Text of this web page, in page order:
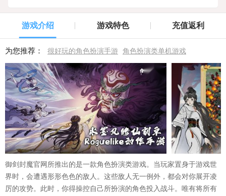
游戏介绍 游戏特色 充值返利
为您推荐： 很好玩的角色扮演手游 角色扮演类单机游戏
御剑封魔官网所推出的是一款角色扮演类游戏。当玩家置身于游戏世
界时，会遭遇形形色色的敌人。这些敌人无一例外，都会对你展开凌
厉的攻势。此时，你得操控自己所扮演的角色投入战斗。唯有将所有